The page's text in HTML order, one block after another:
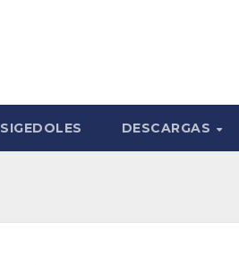
SIGEDOLES DESCARGAS